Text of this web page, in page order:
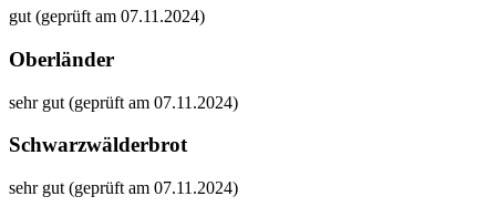
gut (geprüft am 07.11.2024)
Oberländer
sehr gut (geprüft am 07.11.2024)
Schwarzwälderbrot
sehr gut (geprüft am 07.11.2024)